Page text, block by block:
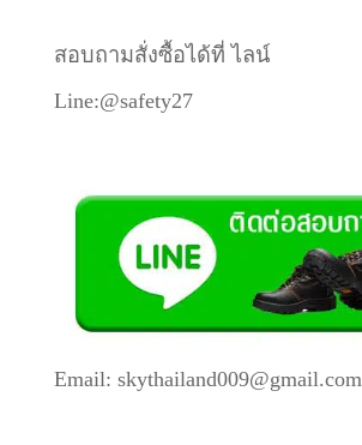
สอบถามสั่งซื้อได้ที่ ไลน์
Line:@safety27
Email: skythailand009@gmail.com